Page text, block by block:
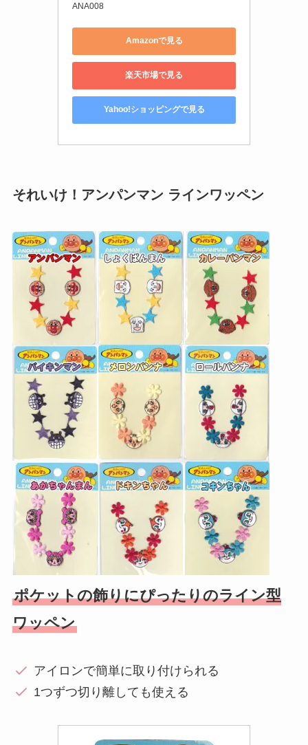
ANA008
Amazonで見る
楽天市場で見る
Yahoo!ショッピングで見る
それいけ！アンパンマン ラインワッペン
ポケットの飾りにぴったりのライン型
ワッペン
アイロンで簡単に取り付けられる
1つずつ切り離しても使える